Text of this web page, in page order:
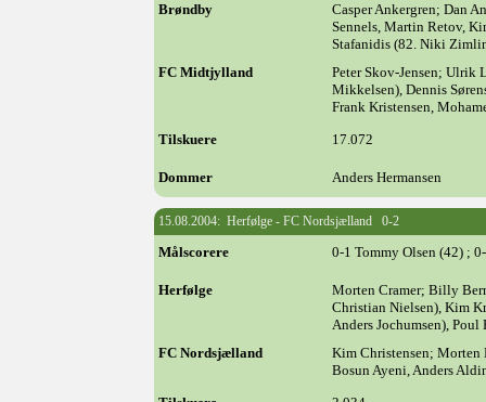
Brøndby
Casper Ankergren; Dan
Sennels, Martin Retov,
Stafanidis (82. Niki
FC Midtjylland
Peter Skov-Jensen; Ulrik
Mikkelsen), Dennis
Frank Kristensen,
Tilskuere
17.072
Dommer Anders Hermansen
15.08.2004: Herfølge - FC Nordsjælland 0-2
Målscorere 0-1 Tommy Olsen (42) ;
Herfølge
Morten Cramer; Billy
Christian Nielsen), Kim
Anders Jochumsen), Poul
FC Nordsjælland
Kim Christensen; Morten
Bosun Ayeni, Anders